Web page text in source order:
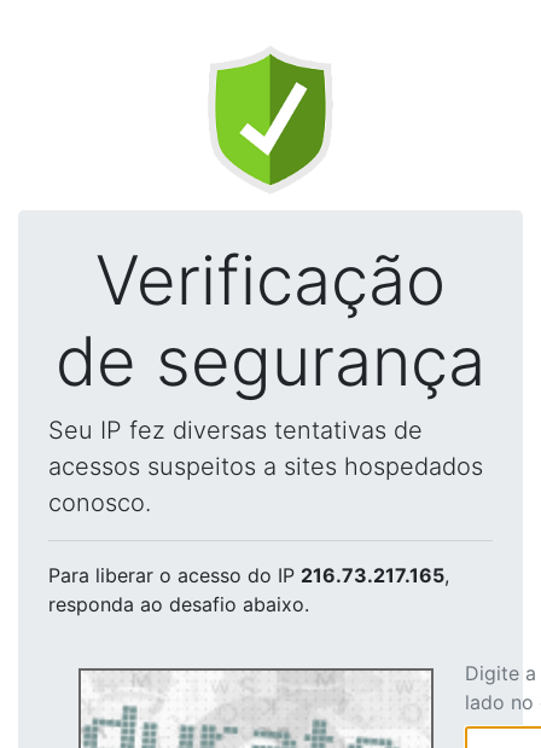
Verificação
de segurança
Seu IP fez diversas tentativas de
acessos suspeitos a sites hospedados
conosco.
Para liberar o acesso do IP 216.73.217.165,
responda ao desafio abaixo.
Digite
lado no